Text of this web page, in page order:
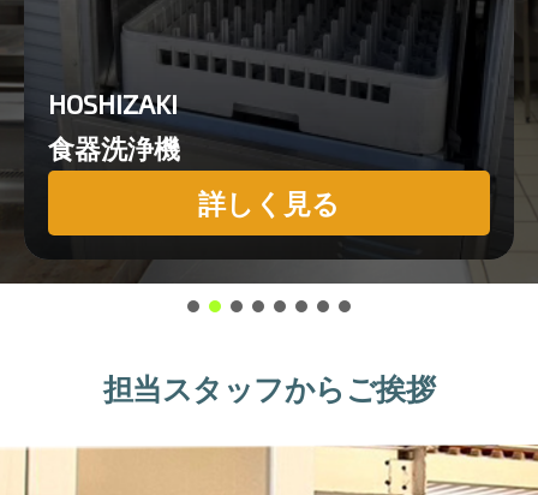
HOSHIZAKI
食器洗浄機
詳しく見る
担当スタッフからご挨拶